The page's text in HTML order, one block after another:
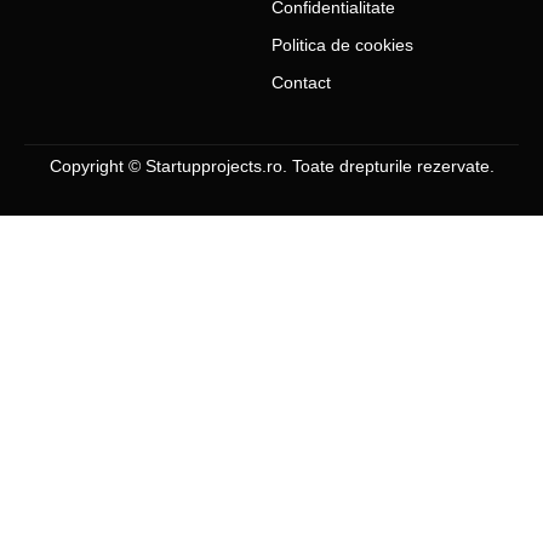
Confidentialitate
Politica de cookies
Contact
Copyright © Startupprojects.ro. Toate drepturile rezervate.